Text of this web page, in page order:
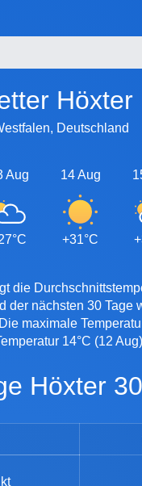
Höxter
Deutschland
Aug 14 Aug
+31°C
die
nächsten 30
maximale
14°C (12
Höxter